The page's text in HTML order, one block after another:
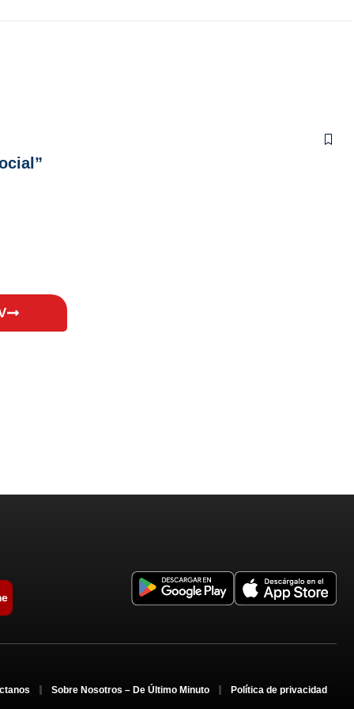
Sobre Nosotros – De Último Minuto Política de privacidad